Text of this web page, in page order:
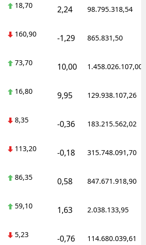
18,70 2,24 98.795.318,54
160,90 -1,29 865.831,50
73,70 10,00 1.458.026.107,00
16,80 9,95 129.938.107,26
8,35 -0,36 183.215.562,02
113,20 -0,18 315.748.091,70
86,35 0,58 847.671.918,90
59,10 1,63 2.038.133,95
5,23 -0,76 114.680.039,61